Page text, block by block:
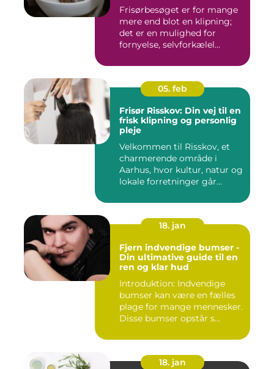
Frisørbesøget er for mange
mere end blot en klipning;
det er en mulighed for
fornyelse, selvforkælel...
05. feb
Frisør Risskov: Din vej til en
frisk klipning og personlig
pleje
Velkommen til Risskov, et
charmerende område i
Aarhus, hvor kultur, natur og
lokale forretninger går...
18. jan
Fjern indvendige bumser -
Din ultimative guide til en
ren og klar hud
Introduktion: Indvendige
bumser kan være en fælles
plage for mange mennesker.
Disse bumser opstår s...
18. jan